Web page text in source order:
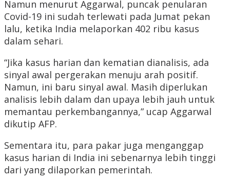
Namun menurut Aggarwal, puncak penularan
Covid-19 ini sudah terlewati pada Jumat pekan
lalu, ketika India melaporkan 402 ribu kasus
dalam sehari.
“Jika kasus harian dan kematian dianalisis, ada
sinyal awal pergerakan menuju arah positif.
Namun, ini baru sinyal awal. Masih diperlukan
analisis lebih dalam dan upaya lebih jauh untuk
memantau perkembangannya,” ucap Aggarwal
dikutip AFP.
Sementara itu, para pakar juga menganggap
kasus harian di India ini sebenarnya lebih tinggi
dari yang dilaporkan pemerintah.